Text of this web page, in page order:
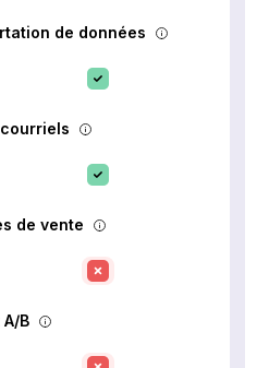
de données
de vente
B